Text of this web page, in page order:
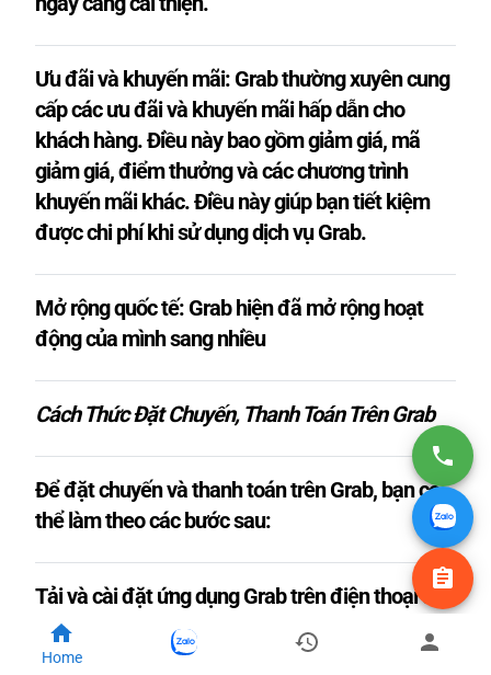
Ưu đãi và khuyến mãi: Grab thường xuyên cung
cấp các ưu đãi và khuyến mãi hấp dẫn cho
khách hàng. Điều này bao gồm giảm giá, mã
giảm giá, điểm thưởng và các chương trình
khuyến mãi khác. Điều này giúp bạn tiết kiệm
được chi phí khi sử dụng dịch vụ Grab.
Mở rộng quốc tế: Grab hiện đã mở rộng hoạt
động của mình sang nhiều
Cách Thức Đặt Chuyến, Thanh Toán Trên Grab
Để đặt chuyến và thanh toán trên Grab, bạn có
thể làm theo các bước sau:
Tải và cài đặt ứng dụng Grab trên điện thoại di
động của bạn từ Google Play Store (Android)
hoặc App Store (iOS).
Home